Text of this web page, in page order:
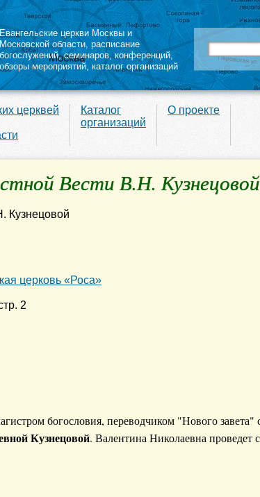
Евангельские церкви Москвы и
Московской области, расписание
богослужений,семинаров,конференций,
обзоры мероприятий, каталог организаций
церквей
Каталог
организаций
О проекте
Вести В.Н. Кузнецовой
церковь «Роса»
2
богословия, переводчиком "Нового завета"
Кузнецовой. Валентина Николаевна проведет